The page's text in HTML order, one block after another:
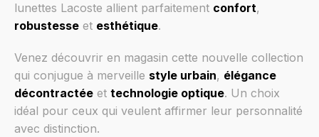
lunettes Lacoste allient parfaitement confort,
robustesse et esthétique.
Venez découvrir en magasin cette nouvelle collection
qui conjugue à merveille style urbain, élégance
décontractée et technologie optique. Un choix
idéal pour ceux qui veulent affirmer leur personnalité
avec distinction.